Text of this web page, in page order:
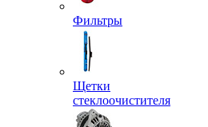
Фильтры
Щетки
стеклоочистителя